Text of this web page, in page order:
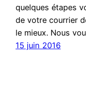
quelques étapes
de votre courrier
le mieux. Nous
15 juin 2016